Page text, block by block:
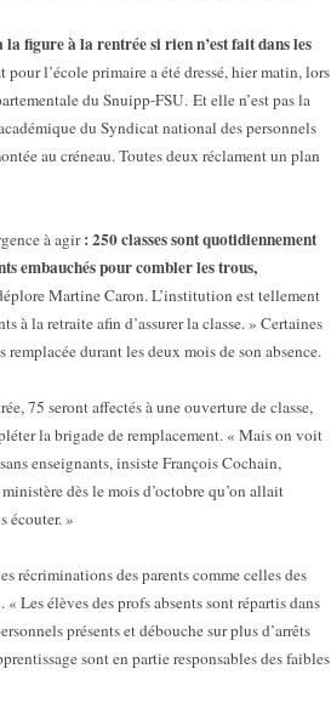
figure à la rentrée si rien n’est fait dans les
pour l’école primaire a été dressé, hier matin, lors
du Snuipp-FSU. Et elle n’est pas la
du Syndicat national des personnels
au créneau. Toutes deux réclament un plan
à agir: 250 classes sont quotidiennement
embauchés pour combler les trous,
Martine Caron. L’institution est tellement
à la retraite afin d’assurer la classe. » Certaines
remplacée durant les deux mois de son absence.
75 seront affectés à une ouverture de classe,
la brigade de remplacement. « Mais on voit
enseignants, insiste François Cochain,
dès le mois d’octobre qu’on allait
écouter. »
récriminations des parents comme celles des
Les élèves des profs absents sont répartis dans
présents et débouche sur plus d’arrêts
sont en partie responsables des faibles